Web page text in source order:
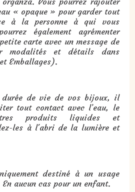
« opaque » pour garder tout
à la personne à qui vous
également agrémenter
carte avec un message de
modalités et détails dans
Emballages).
durée de vie de vos bijoux, il
tout contact avec l’eau, le
produits liquides et
les à l'abri de la lumière et
destiné à un usage
aucun cas pour un enfant.